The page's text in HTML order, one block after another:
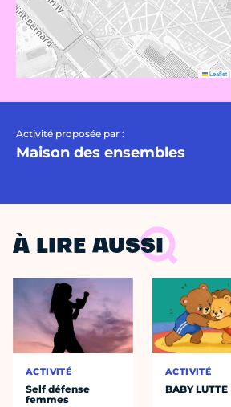
Leaflet|
Activité proposée par :
Maison des ensembles
À LIRE AUSSI
ACTIVITÉ
Self défense
femmes
ACTIVITÉ
BABY LUTTE